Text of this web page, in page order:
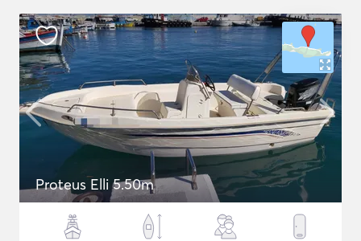
Proteus Elli 5.50m